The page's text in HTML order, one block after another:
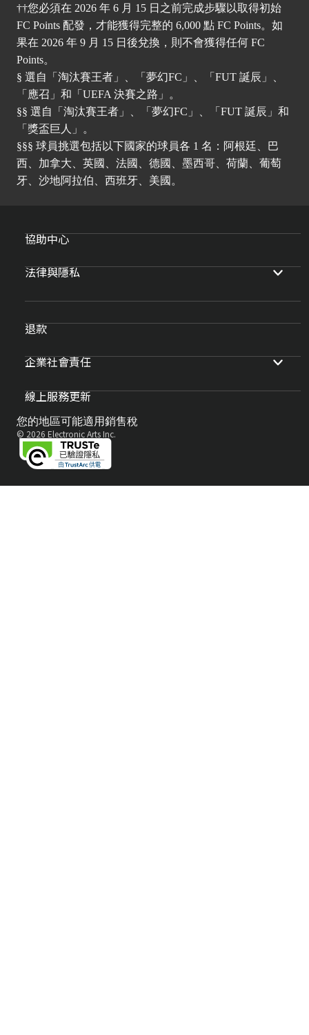
††您必須在 2026 年 6 月 15 日之前完成步驟以取得初始
FC Points 配發，才能獲得完整的 6,000 點 FC Points。如
果在 2026 年 9 月 15 日後兌換，則不會獲得任何 FC
Points。
§ 選自「淘汰賽王者」、「夢幻FC」、「FUT 誕辰」、
「應召」和「UEFA 決賽之路」。
§§ 選自「淘汰賽王者」、「夢幻FC」、「FUT 誕辰」和
「獎盃巨人」。
§§§ 球員挑選包括以下國家的球員各 1 名：阿根廷、巴
西、加拿大、英國、法國、德國、墨西哥、荷蘭、葡萄
牙、沙地阿拉伯、西班牙、美國。
協助中心
法律與隱私
退款
企業社會責任
線上服務更新
您的地區可能適用銷售稅
© 2026 Electronic Arts Inc.